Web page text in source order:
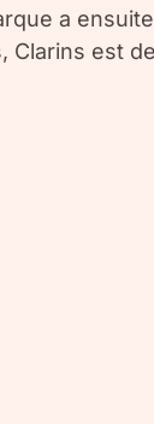
a
Clarins est